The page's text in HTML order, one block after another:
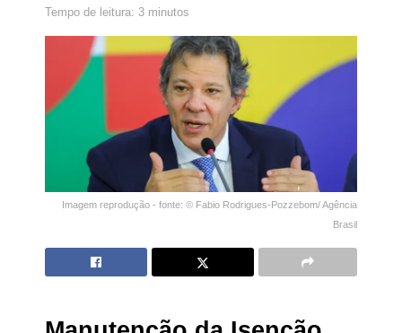
Tempo de leitura: 3 minutos
Imagem reprodução - fonte: © Fabio Rodrigues-Pozzebom/ Agência
Brasil